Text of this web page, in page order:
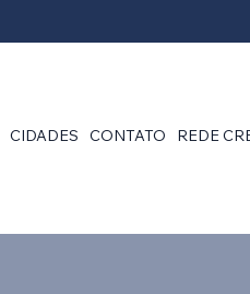
CIDADES CONTATO REDE